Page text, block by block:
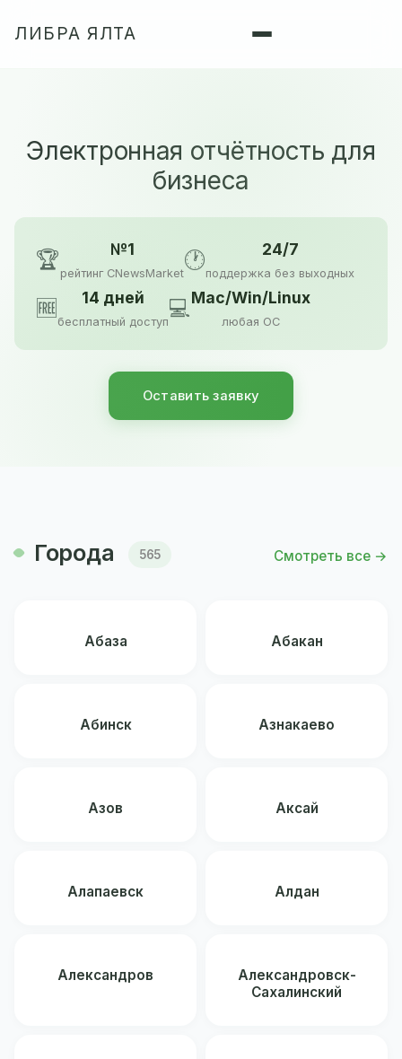
ЛИБРА ЯЛТА
Электронная отчётность для
бизнеса
🏆 №1
рейтинг CNewsMarket
🕐 24/7
поддержка без выходных
🆓 14 дней
бесплатный доступ
💻Mac/Win/Linux
любая ОС
Оставить заявку
Города 565 Смотреть все →
Абаза Абакан
Абинск Азнакаево
Азов Аксай
Алапаевск Алдан
Александров
Александровск-
Сахалинский